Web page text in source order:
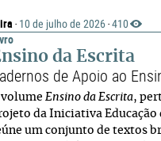
· 10 de julho de 2026 · 410
da Escrita
de Apoio ao
volume Ensino da Escrita,
da Iniciativa Educação
um conjunto de textos